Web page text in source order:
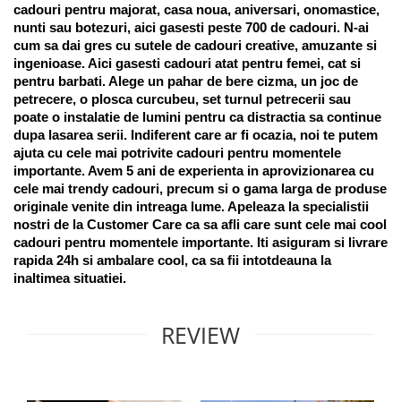
cadouri pentru majorat, casa noua, aniversari, onomastice,
nunti sau botezuri, aici gasesti peste 700 de cadouri. N-ai
cum sa dai gres cu sutele de cadouri creative, amuzante si
ingenioase. Aici gasesti cadouri atat pentru femei, cat si
pentru barbati. Alege un pahar de bere cizma, un joc de
petrecere, o plosca curcubeu, set turnul petrecerii sau
poate o instalatie de lumini pentru ca distractia sa continue
dupa lasarea serii. Indiferent care ar fi ocazia, noi te putem
ajuta cu cele mai potrivite cadouri pentru momentele
importante. Avem 5 ani de experienta in aprovizionarea cu
cele mai trendy cadouri, precum si o gama larga de produse
originale venite din intreaga lume. Apeleaza la specialistii
nostri de la Customer Care ca sa afli care sunt cele mai cool
cadouri pentru momentele importante. Iti asiguram si livrare
rapida 24h si ambalare cool, ca sa fii intotdeauna la
inaltimea situatiei.
REVIEW